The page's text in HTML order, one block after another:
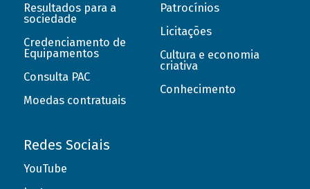
Resultados para a
sociedade
Credenciamento de
Equipamentos
Consulta PAC
Moedas contratuais
Patrocínios
Licitações
Cultura e economia
criativa
Conhecimento
Redes Sociais
YouTube